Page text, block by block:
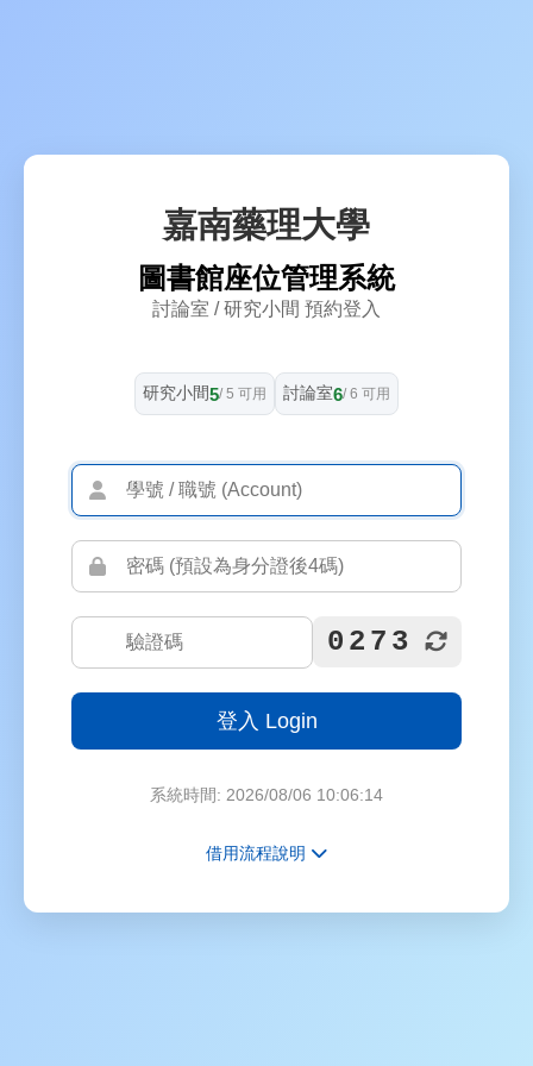
嘉南藥理大學
圖書館座位管理系統
討論室 / 研究小間 預約登入
0273
系統時間: 2026/08/06 10:06:14
借用流程說明